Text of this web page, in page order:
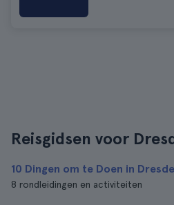
Reisgidsen voor
10 Dingen om te Doen in
8 rondleidingen en activiteiten